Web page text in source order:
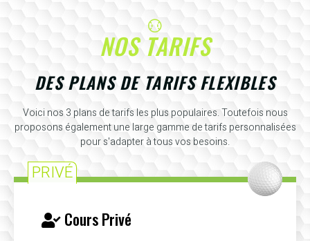
NOS TARIFS
DES PLANS DE TARIFS FLEXIBLES
Voici nos 3 plans de tarifs les plus populaires. Toutefois nous
proposons également une large gamme de tarifs personnalisées
pour s'adapter à tous vos besoins.
PRIVÉ
Cours Privé